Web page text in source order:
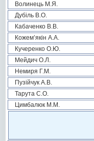
Волинець М.Я.
Дубіль В.О.
Кабаченко В.В.
Кожем’якін А.А.
Кучеренко О.Ю.
Мейдич О.Л.
Немиря Г.М.
Пузійчук А.В.
Тарута С.О.
Цимбалюк М.М.